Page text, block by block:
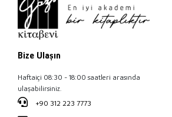
Bize Ulaşın
Haftaiçi 08:30 - 18:00 saatleri arasında
ulaşabilirsiniz.
+90 312 223 7773